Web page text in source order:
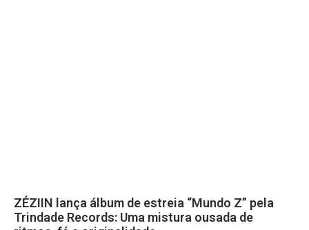
ZÉZIIN lança álbum de estreia “Mundo Z” pela
Trindade Records: Uma mistura ousada de